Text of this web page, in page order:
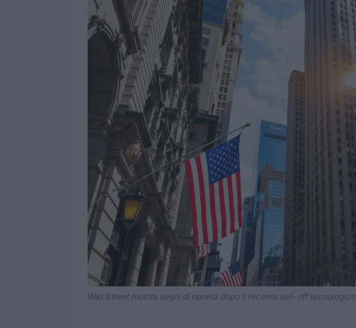
Wall Street mostra segni di ripresa dopo il recente sell-off tecnologico.